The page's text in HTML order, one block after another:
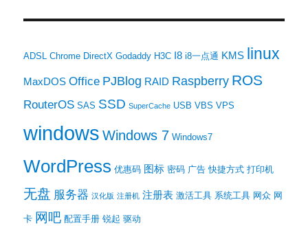
ADSL Chrome DirectX Godaddy H3C I8 i8一点通 KMS linux
MaxDOS Office PJBlog RAID Raspberry ROS
RouterOS SAS SSD SuperCache USB VBS VPS
windows Windows 7 Windows7
WordPress 优惠码 图标 密码 广告 快捷方式 打印机
无盘 服务器 汉化版 注册机 注册表 激活工具 系统工具 网众 网
卡 网吧 配置手册 锐起 驱动